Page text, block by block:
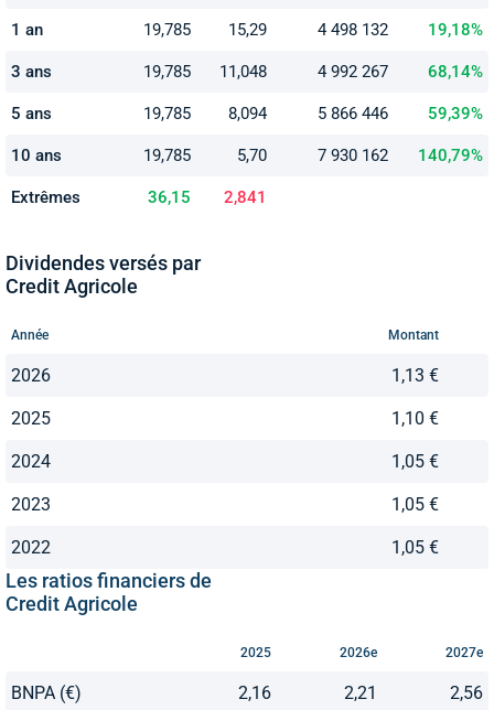
1 an 19,785 15,29 4 498 132 19,18%
3 ans 19,785 11,048 4 992 267 68,14%
5 ans 19,785 8,094 5 866 446 59,39%
10 ans 19,785 5,70 7 930 162 140,79%
Extrêmes 36,15 2,841
Dividendes versés par
Credit Agricole
Année Montant
2026 1,13 €
2025 1,10 €
2024 1,05 €
2023 1,05 €
2022 1,05 €
Les ratios financiers de
Credit Agricole
2025 2026e 2027e
BNPA (€) 2,16 2,21 2,56